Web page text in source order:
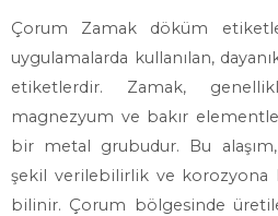
Çorum Zamak döküm
uygulamalarda kullanılan,
etiketlerdir. Zamak,
magnezyum ve bakır
bir metal grubudur. Bu
şekil verilebilirlik ve korozyona
bilinir. Çorum bölgesinde